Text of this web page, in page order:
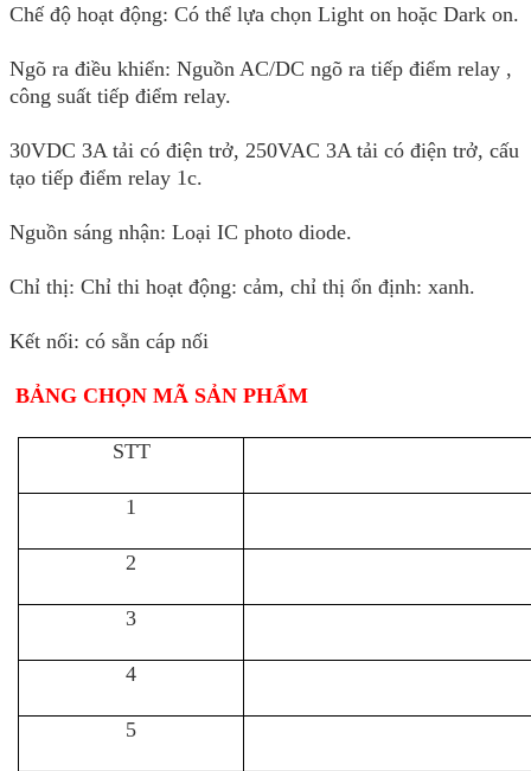
Chế độ hoạt động: Có thể lựa chọn Light on hoặc Dark on.
Ngõ ra điều khiển: Nguồn AC/DC ngõ ra tiếp điểm relay ,
công suất tiếp điểm relay.
30VDC 3A tải có điện trở, 250VAC 3A tải có điện trở, cấu
tạo tiếp điểm relay 1c.
Nguồn sáng nhận: Loại IC photo diode.
Chỉ thị: Chỉ thi hoạt động: cảm, chỉ thị ổn định: xanh.
Kết nối: có sẵn cáp nối
BẢNG CHỌN MÃ SẢN PHẨM
STT
1
2
3
4
5